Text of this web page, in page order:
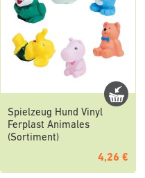
Spielzeug Hund Vinyl
Ferplast Animales
(Sortiment)
4,26 €